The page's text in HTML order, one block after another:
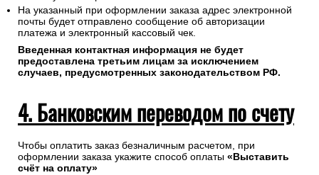
На указанный при оформлении заказа адрес электронной
почты будет отправлено сообщение об авторизации
платежа и электронный кассовый чек.
Введенная контактная информация не будет
предоставлена третьим лицам за исключением
случаев, предусмотренных законодательством РФ.
4. Банковским переводом по счету
Чтобы оплатить заказ безналичным расчетом, при
оформлении заказа укажите способ оплаты «Выставить
счёт на оплату»